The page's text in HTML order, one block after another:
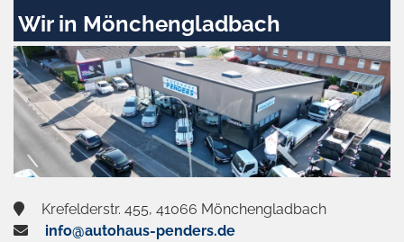
Wir in Mönchengladbach
Krefelderstr. 455, 41066 Mönchengladbach
info@autohaus-penders.de